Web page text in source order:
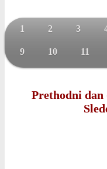
1 2 3
9 10 11
Prethodni dan